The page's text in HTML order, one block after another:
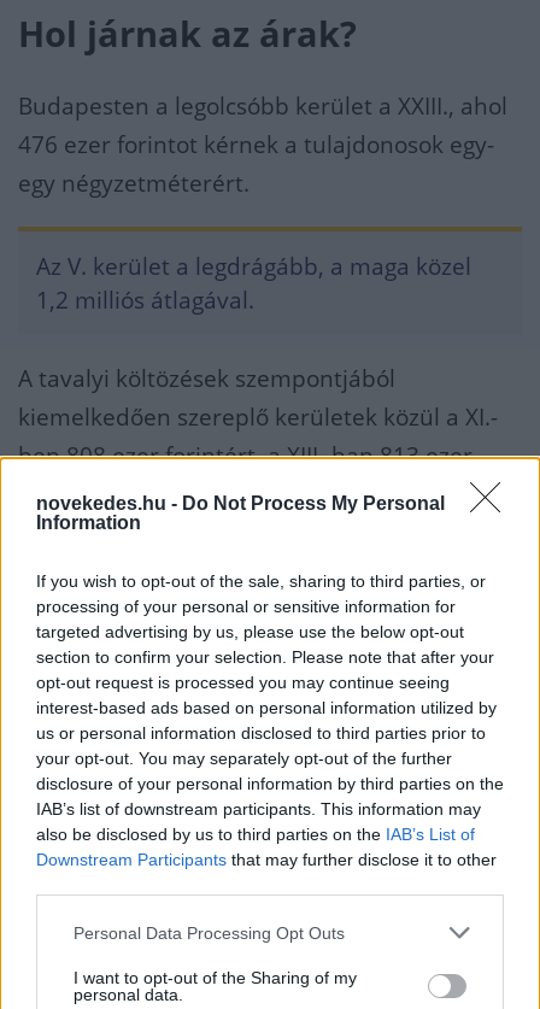
novekedes.hu - Do Not Process My Personal
Information
If you wish to opt-out of the sale, sharing to third parties, or
processing of your personal or sensitive information for
targeted advertising by us, please use the below opt-out
section to confirm your selection. Please note that after your
opt-out request is processed you may continue seeing
interest-based ads based on personal information utilized by
us or personal information disclosed to third parties prior to
your opt-out. You may separately opt-out of the further
disclosure of your personal information by third parties on the
IAB’s list of downstream participants. This information may
also be disclosed by us to third parties on the IAB’s List of
Downstream Participants that may further disclose it to other
Please note that this website/app uses one or more Google
not limited to your visit or usage behaviour. You may click to
grant or deny consent to Google and its third-party tags to
Personal Data Processing Opt Outs
I want to opt-out of the Sharing of my
personal data.
Hol járnak az árak?
Budapesten a legolcsóbb kerület a XXIII., ahol
476 ezer forintot kérnek a tulajdonosok egy-
egy négyzetméterért.
Az V. kerület a legdrágább, a maga közel
1,2 milliós átlagával.
A tavalyi költözések szempontjából
kiemelkedően szereplő kerületek közül a XI.-
ben 808 ezer forintért, a XIII.-ban 813 ezer
forintért, Zuglóban - azaz a XIV. kerületben -
pedig a kevesebb mint 700 ezer forintért
kínálják a lakások négyzetméterét. A külső
kerületek közül a XVII.-ben az átlagár jóval
alacsonyabb, 532 ezer forintot tesz ki - derül ki
az ingatlan.com elemzéséből.